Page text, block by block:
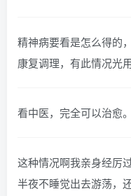
精神病要看是怎么得的
康复调理，有此情况光
看中医，完全可以治愈。
这种情况啊我亲身经厉
半夜不睡觉出去游荡，